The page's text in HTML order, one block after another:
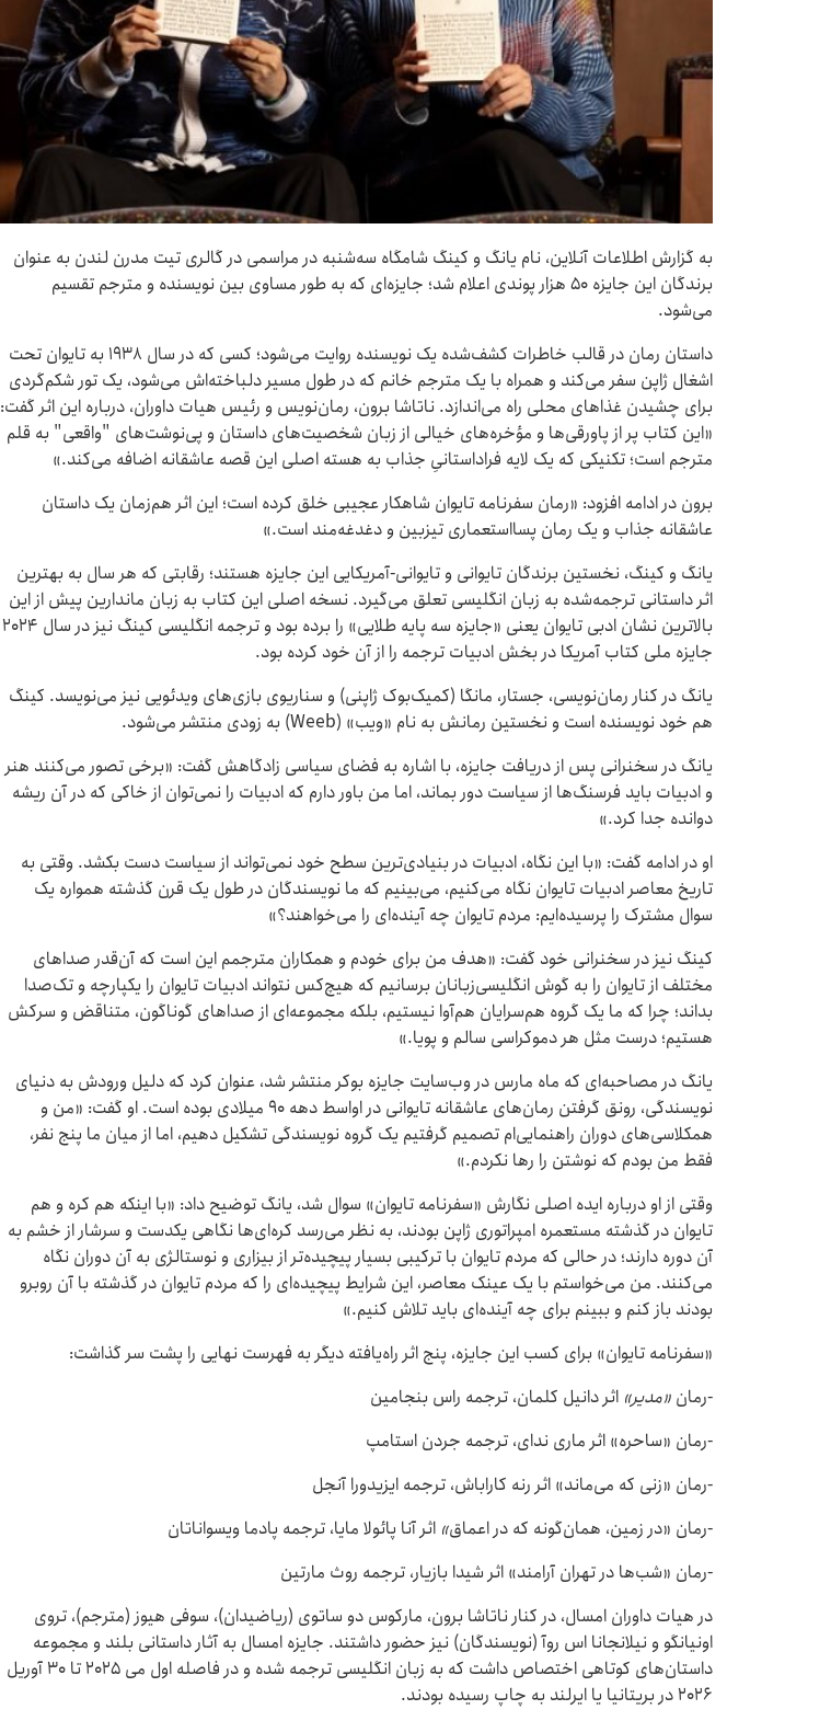
به گزارش اطلاعات آنلاین، نام یانگ و کینگ شامگاه سه‌شنبه در مراسمی در گالری تیت مدرن لندن به عنوان
برندگان این جایزه ۵۰ هزار پوندی اعلام شد؛ جایزه‌ای که به طور مساوی بین نویسنده و مترجم تقسیم
می‌شود.
داستان رمان در قالب خاطرات کشف‌شده یک نویسنده روایت می‌شود؛ کسی که در سال ۱۹۳۸ به تایوان تحت
اشغال ژاپن سفر می‌کند و همراه با یک مترجم خانم که در طول مسیر دلباخته‌اش می‌شود، یک تور شکم‌گردی
برای چشیدن غذاهای محلی راه می‌اندازد. ناتاشا برون، رمان‌نویس و رئیس هیات داوران، درباره این اثر گفت:
«این کتاب پر از پاورقی‌ها و مؤخره‌های خیالی از زبان شخصیت‌های داستان و پی‌نوشت‌های "واقعی" به قلم
مترجم است؛ تکنیکی که یک لایه فراداستانیِ جذاب به هسته اصلی این قصه عاشقانه اضافه می‌کند.»
برون در ادامه افزود: «رمان سفرنامه تایوان شاهکار عجیبی خلق کرده است؛ این اثر هم‌زمان یک داستان
عاشقانه جذاب و یک رمان پسااستعماری تیزبین و دغدغه‌مند است.»
یانگ و کینگ، نخستین برندگان تایوانی و تایوانی-آمریکایی این جایزه هستند؛ رقابتی که هر سال به بهترین
اثر داستانی ترجمه‌شده به زبان انگلیسی تعلق می‌گیرد. نسخه اصلی این کتاب به زبان ماندارین پیش از این
بالاترین نشان ادبی تایوان یعنی «جایزه سه پایه طلایی» را برده بود و ترجمه انگلیسی کینگ نیز در سال ۲۰۲۴
جایزه ملی کتاب آمریکا در بخش ادبیات ترجمه را از آن خود کرده بود.
یانگ در کنار رمان‌نویسی، جستار، مانگا (کمیک‌بوک ژاپنی) و سناریوی بازی‌های ویدئویی نیز می‌نویسد. کینگ
هم خود نویسنده است و نخستین رمانش به نام «ویب» (Weeb) به زودی منتشر می‌شود.
یانگ در سخنرانی پس از دریافت جایزه، با اشاره به فضای سیاسی زادگاهش گفت: «برخی تصور می‌کنند هنر
و ادبیات باید فرسنگ‌ها از سیاست دور بماند، اما من باور دارم که ادبیات را نمی‌توان از خاکی که در آن ریشه
دوانده جدا کرد.»
او در ادامه گفت: «با این نگاه، ادبیات در بنیادی‌ترین سطح خود نمی‌تواند از سیاست دست بکشد. وقتی به
تاریخ معاصر ادبیات تایوان نگاه می‌کنیم، می‌بینیم که ما نویسندگان در طول یک قرن گذشته همواره یک
سوال مشترک را پرسیده‌ایم: مردم تایوان چه آینده‌ای را می‌خواهند؟»
کینگ نیز در سخنرانی خود گفت: «هدف من برای خودم و همکاران مترجمم این است که آن‌قدر صداهای
مختلف از تایوان را به گوش انگلیسی‌زبانان برسانیم که هیچ‌کس نتواند ادبیات تایوان را یکپارچه و تک‌صدا
بداند؛ چرا که ما یک گروه هم‌سرایان هم‌آوا نیستیم، بلکه مجموعه‌ای از صداهای گوناگون، متناقض و سرکش
هستیم؛ درست مثل هر دموکراسی سالم و پویا.»
یانگ در مصاحبه‌ای که ماه مارس در وب‌سایت جایزه بوکر منتشر شد، عنوان کرد که دلیل ورودش به دنیای
نویسندگی، رونق گرفتن رمان‌های عاشقانه تایوانی در اواسط دهه ۹۰ میلادی بوده است. او گفت: «من و
همکلاسی‌های دوران راهنمایی‌ام تصمیم گرفتیم یک گروه نویسندگی تشکیل دهیم، اما از میان ما پنج نفر،
فقط من بودم که نوشتن را رها نکردم.»
وقتی از او درباره ایده اصلی نگارش «سفرنامه تایوان» سوال شد، یانگ توضیح داد: «با اینکه هم کره و هم
تایوان در گذشته مستعمره امپراتوری ژاپن بودند، به نظر می‌رسد کره‌ای‌ها نگاهی یکدست و سرشار از خشم به
آن دوره دارند؛ در حالی که مردم تایوان با ترکیبی بسیار پیچیده‌تر از بیزاری و نوستالژی به آن دوران نگاه
می‌کنند. من می‌خواستم با یک عینک معاصر، این شرایط پیچیده‌ای را که مردم تایوان در گذشته با آن روبرو
بودند باز کنم و ببینم برای چه آینده‌ای باید تلاش کنیم.»
«سفرنامه تایوان» برای کسب این جایزه، پنج اثر راه‌یافته دیگر به فهرست نهایی را پشت سر گذاشت:
-رمان «مدیر» اثر دانیل کلمان، ترجمه راس بنجامین
-رمان «ساحره» اثر ماری ندای، ترجمه جردن استامپ
-رمان «زنی که می‌ماند» اثر رنه کاراباش، ترجمه ایزیدورا آنجل
-رمان «در زمین، همان‌گونه که در اعماق» اثر آنا پائولا مایا، ترجمه پادما ویسواناتان
-رمان «شب‌ها در تهران آرامند» اثر شیدا بازیار، ترجمه روث مارتین
در هیات داوران امسال، در کنار ناتاشا برون، مارکوس دو ساتوی (ریاضیدان)، سوفی هیوز (مترجم)، تروی
اونیانگو و نیلانجانا اس روآ (نویسندگان) نیز حضور داشتند. جایزه امسال به آثار داستانی بلند و مجموعه‌
داستان‌های کوتاهی اختصاص داشت که به زبان انگلیسی ترجمه شده و در فاصله اول می ۲۰۲۵ تا ۳۰ آوریل
۲۰۲۶ در بریتانیا یا ایرلند به چاپ رسیده بودند.